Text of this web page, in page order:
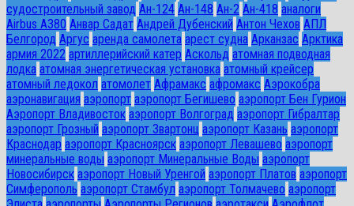
судостроительный завод Ан-124 Ан-148 Ан-2 Ан-418 аналоги
Airbus A380 Анвар Садат Андрей Дубенский Антон Чехов АПЛ
Белгород Аргус аренда самолета арест судна Арканзас Арктика
армия 2022 артиллерийский катер Аскольд атомная подводная
лодка атомная энергетическая установка атомный крейсер
атомный ледокол атомолет Афрамакс афромакс Аэрокобра
аэронавигация аэропорт аэропорт Бегишево аэропорт Бен Гурион
Аэропорт Владивосток аэропорт Волгоград аэропорт Гибралтар
аэропорт Грозный аэропорт Звартонц аэропорт Казань аэропорт
Краснодар аэропорт Красноярск аэропорт Левашево аэропорт
минеральные воды аэропорт Минеральные Воды аэропорт
Новосибирск аэропорт Новый Уренгой аэропорт Платов аэропорт
Симферополь аэропорт Стамбул аэропорт Толмачево аэропорт